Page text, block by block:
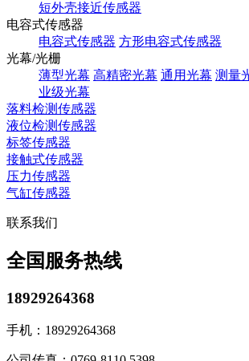
短外壳接近传感器
电容式传感器
电容式传感器 方形电容式传感器
光幕/光栅
薄型光幕 高精密光幕 通用光幕 测量
业级光幕
落料检测传感器
液位检测传感器
标签传感器
接触式传感器
压力传感器
气缸传感器
联系我们
全国服务热线
18929264368
手机： 18929264368